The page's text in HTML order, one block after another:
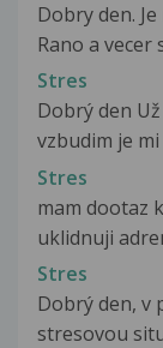
Dobry den.
Rano a vecer
Stres
Dobrý den
vzbudim je
Stres
mam dootaz
uklidnuji
Stres
Dobrý den, v
stresovou